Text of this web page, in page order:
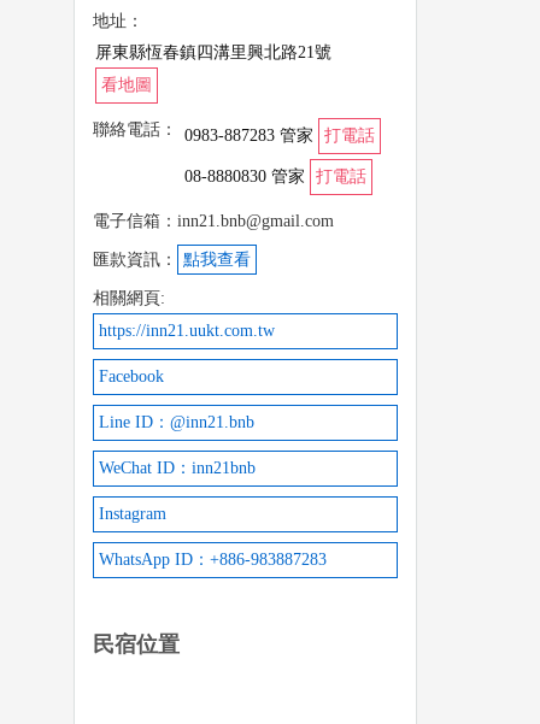
地址：
屏東縣恆春鎮四溝里興北路21號
看地圖
聯絡電話： 0983-887283 管家 打電話
08-8880830 管家 打電話
電子信箱：inn21.bnb@gmail.com
匯款資訊： 點我查看
相關網頁:
https://inn21.uukt.com.tw
Facebook
Line ID：@inn21.bnb
WeChat ID：inn21bnb
Instagram
WhatsApp ID：+886-983887283
民宿位置